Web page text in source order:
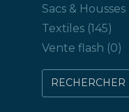
Sacs & Housses
Textiles 145145
Vente flash 00